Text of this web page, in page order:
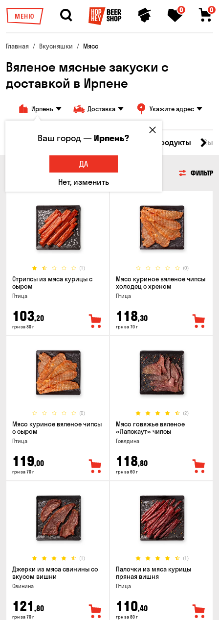
МЕНЮ
0 0
Главная Вкусняшки Мясо
Вяленое мясные закуски с
доставкой в ​​Ирпене
Ирпень Доставка Укажите адрес
Все товары Мясо Рыба Морепродукты
ФИЛЬТР
(1)
Стрипсы из мяса курицы с
сыром
Птица
103,20
грн за 80 г
(0)
Мясо куриное вяленое чипсы
холодец с хреном
Птица
118,30
грн за 70 г
(0)
Мясо куриное вяленое чипсы
с сыром
Птица
119,00
грн за 70 г
(2)
Мясо говяжье вяленое
«Лапскаут» чипсы
Говядина
118,80
грн за 60 г
(1)
Джерки из мяса свинины со
вкусом вишни
Свинина
121 ,80
грн за 70 г
(1)
Палочки из мяса курицы
пряная вишня
Птица
110,40
грн за 80 г
Ваш город —Ирпень?
ДА
Нет, изменить